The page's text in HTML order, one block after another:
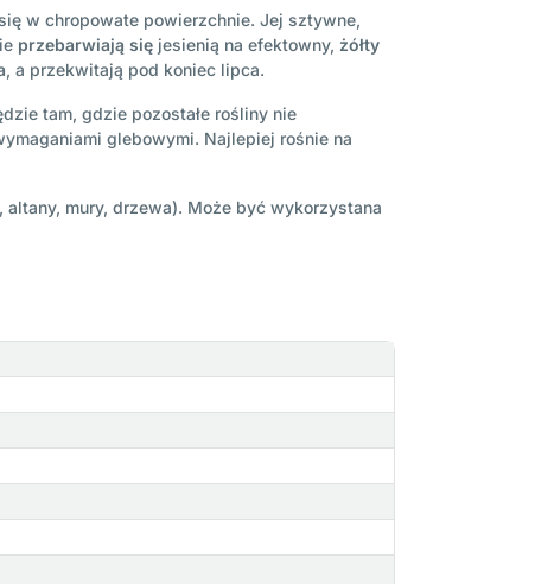
w chropowate powierzchnie. Jej sztywne,
przebarwiają się jesienią na efektowny, żółty
, a przekwitają pod koniec lipca.
tam, gdzie pozostałe rośliny nie
glebowymi. Najlepiej rośnie na
mury, drzewa). Może być wykorzystana